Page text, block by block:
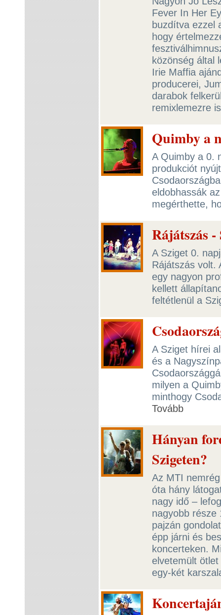
Fever In Her
buzdítva ezzel
hogy
közönség által
Irie Maffia
producerei,
darabok
remixlemezre
Quimby a
A Quimby a 0.
produkciót
eldobhassák
megérthette,
Rájátszás -
A Sziget 0.
Rájátszás volt.
egy nagyon
kellett
feltétlenül a
A Sziget hírei
és a
milyen a
minthogy
Tovább
Hányan
Szigeten?
Az MTI
óta hány
nagy idő –
nagyobb része
pajzán
épp járni és
koncerteken.
elvetemült
egy-két